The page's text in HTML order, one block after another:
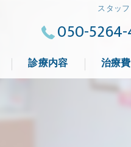
スタッ
050-
診療内容 治療費